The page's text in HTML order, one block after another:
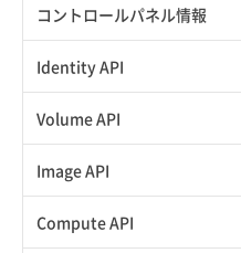
APIでAPIサブユーザーを作成する
APIでVPSにISOイメージを挿入する
APIでVPSを作成する
コントロールパネル情報
APIユーザーを作成する
API情報を確認する
Identity API
Credential一覧取得
Credential作成
Credential削除
Volume API
スナップショット一覧取得
スナップショット作成
Image API
ISOイメージアップロード
Compute API